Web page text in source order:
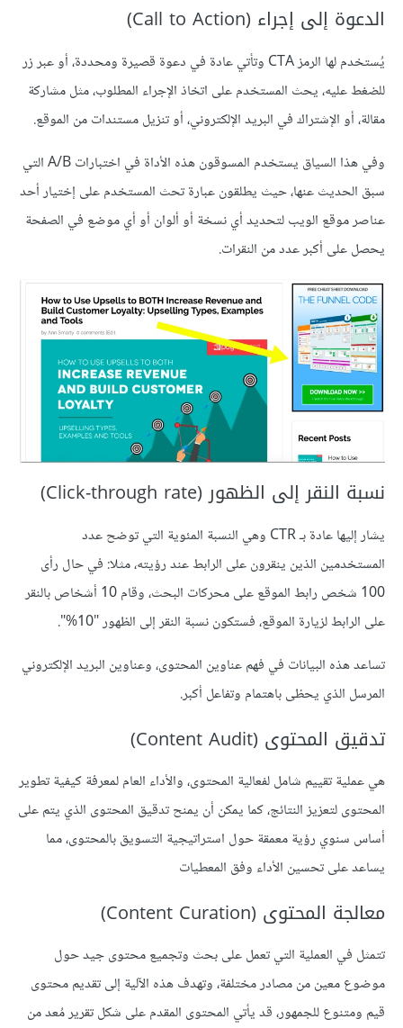
الدعوة إلى إجراء (Call to Action)
يُستخدم لها الرمز CTA وتأتي عادة في دعوة قصيرة ومحددة، أو عبر زر
للضغط عليه، يحث المستخدم على اتخاذ الإجراء المطلوب، مثل مشاركة
مقالة، أو الإشتراك في البريد الإلكتروني، أو تنزيل مستندات من الموقع.
وفي هذا السياق يستخدم المسوقون هذه الأداة في اختبارات A/B التي
سبق الحديث عنها، حيث يطلقون عبارة تحث المستخدم على إختيار أحد
عناصر موقع الويب لتحديد أي نسخة أو ألوان أو أي موضع في الصفحة
يحصل على أكبر عدد من النقرات.
نسبة النقر إلى الظهور (Click-through rate)
يشار إليها عادة بـ CTR وهي النسبة المئوية التي توضح عدد
المستخدمين الذين ينقرون على الرابط عند رؤيته، مثلا: في حال رأى
100 شخص رابط الموقع على محركات البحث، وقام 10 أشخاص بالنقر
على الرابط لزيارة الموقع، فستكون نسبة النقر إلى الظهور "10%".
تساعد هذه البيانات في فهم عناوين المحتوى، وعناوين البريد الإلكتروني
المرسل الذي يحظى باهتمام وتفاعل أكبر.
تدقيق المحتوى (Content Audit)
هي عملية تقييم شامل لفعالية المحتوى، والأداء العام لمعرفة كيفية تطوير
المحتوى لتعزيز النتائج، كما يمكن أن يمنح تدقيق المحتوى الذي يتم على
أساس سنوي رؤية معمقة حول استراتيجية التسويق بالمحتوى، مما
يساعد على تحسين الأداء وفق المعطيات
معالجة المحتوى (Content Curation)
تتمثل في العملية التي تعمل على بحث وتجميع محتوى جيد حول
موضوع معين من مصادر مختلفة، وتهدف هذه الآلية إلى تقديم محتوى
قيم ومتنوع للجمهور، قد يأتي المحتوى المقدم على شكل تقرير مُعد من